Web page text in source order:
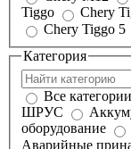
Tiggo
Chery
Chery Tiggo 5
Категория
Все категории
ШРУС
оборудование
Аварийные